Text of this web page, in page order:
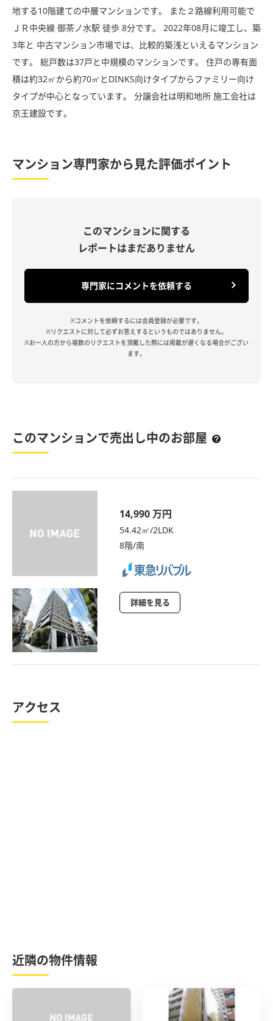
地する10階建ての中層マンションです。 また２路線利用可能で
ＪＲ中央線 御茶ノ水駅 徒歩 8分です。 2022年08月に竣工し、築
3年と 中古マンション市場では、比較的築浅といえるマンション
です。 総戸数は37戸と中規模のマンションです。 住戸の専有面
積は約32㎡から約70㎡とDINKS向けタイプからファミリー向け
タイプが中心となっています。 分譲会社は明和地所 施工会社は
京王建設です。
マンション専門家から見た評価ポイント
このマンションに関する
レポートはまだありません
専門家にコメントを依頼する
※コメントを依頼するには会員登録が必要です。
※リクエストに対して必ずお答えするというものではありません。
※お一人の方から複数のリクエストを頂戴した際には掲載が遅くなる場合がござい
ます。
このマンションで売出し中のお部屋
14,990 万円
54.42㎡/2LDK
8階/南
詳細を見る
アクセス
近隣の物件情報